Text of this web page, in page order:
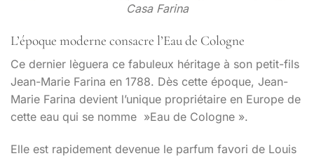
Casa Farina
L’époque moderne consacre l’Eau de Cologne
Ce dernier lèguera ce fabuleux héritage à son petit-fils
Jean-Marie Farina en 1788. Dès cette époque, Jean-
Marie Farina devient l’unique propriétaire en Europe de
cette eau qui se nomme »Eau de Cologne ».
Elle est rapidement devenue le parfum favori de Louis